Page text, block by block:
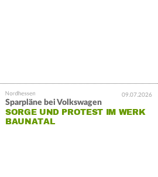
09.07.2026
Sparpläne bei Volkswagen
SORGE UND PROTEST IM WERK
BAUNATAL